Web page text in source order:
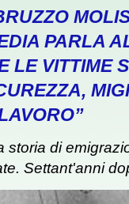
PARLA
LE VITTIME
storia di
Settant'anni